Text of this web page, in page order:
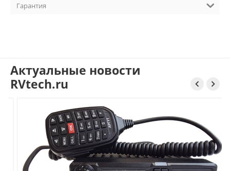
Гарантия
Актуальные новости
RVtech.ru
 